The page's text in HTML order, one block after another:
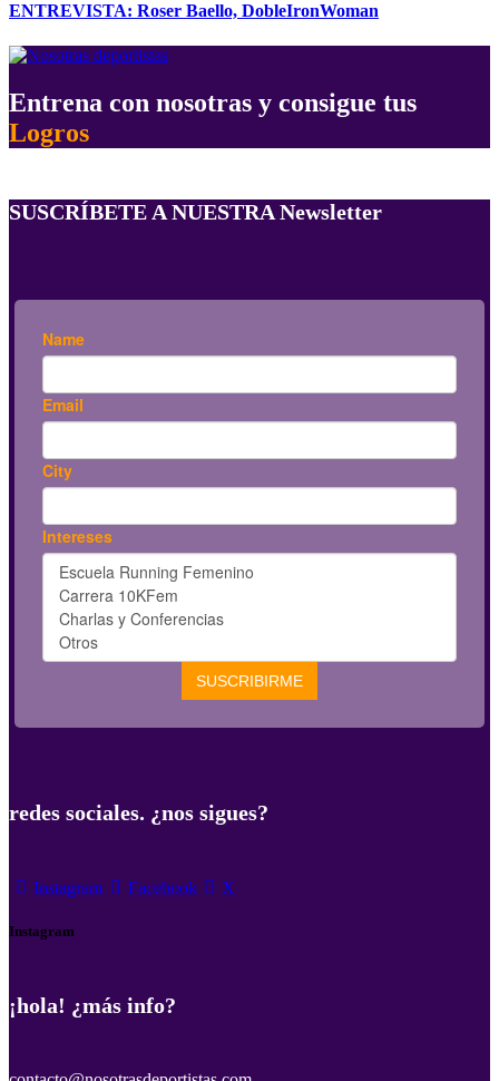
ENTREVISTA: Roser Baello, DobleIronWoman
Entrena con nosotras y consigue tus
Logros
SUSCRÍBETE A NUESTRA Newsletter
redes sociales. ¿nos sigues?
Instagram Facebook X
Instagram
¡hola! ¿más info?